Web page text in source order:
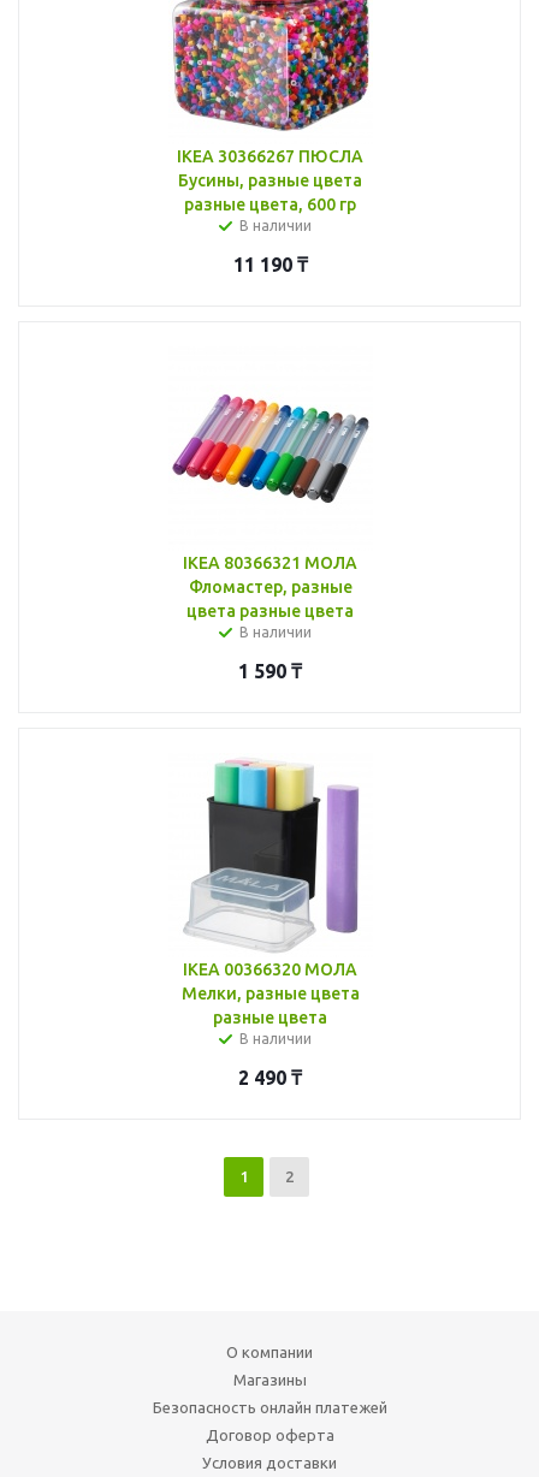
IKEA 30366267 ПЮСЛА
Бусины, разные цвета
разные цвета, 600 гр
В наличии
11 190₸
IKEA 80366321 МОЛА
Фломастер, разные
цвета разные цвета
В наличии
1 590 ₸
IKEA 00366320 МОЛА
Мелки, разные цвета
разные цвета
В наличии
2 490 ₸
1 2
О компании
Магазины
Безопасность онлайн платежей
Договор оферта
Условия доставки